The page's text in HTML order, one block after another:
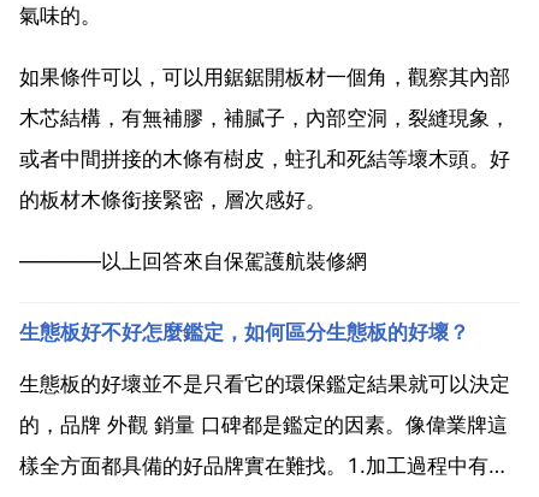
氣味的。
如果條件可以，可以用鋸鋸開板材一個角，觀察其內部
木芯結構，有無補膠，補膩子，內部空洞，裂縫現象，
或者中間拼接的木條有樹皮，蛀孔和死結等壞木頭。好
的板材木條銜接緊密，層次感好。
————以上回答來自保駕護航裝修網
生態板好不好怎麼鑑定，如何區分生態板的好壞？
生態板的好壞並不是只看它的環保鑑定結果就可以決定
的，品牌 外觀 銷量 口碑都是鑑定的因素。像偉業牌這
樣全方面都具備的好品牌實在難找。1.加工過程中有沒